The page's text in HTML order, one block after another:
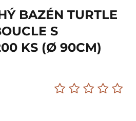
BAZÉN TURTLE
S
KS (Ø 90CM)